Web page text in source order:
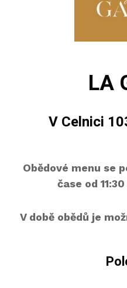
LA
V Celnici
Obědové menu se
čase od
V době obědů je